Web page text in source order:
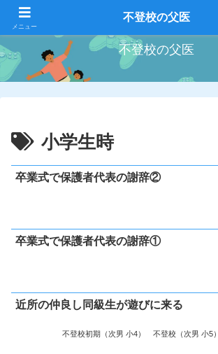
好きな事を好きな時にやろう
不登校の父医
小学生時
卒業式で保護者代表の謝辞②
卒業式で保護者代表の謝辞①
近所の仲良し同級生が遊びに来る
不登校初期（次男 小4）
不登校（次男 小5）
メニュー
不登校の父医